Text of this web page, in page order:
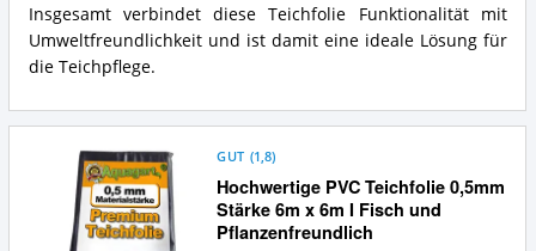
Insgesamt verbindet diese Teichfolie Funktionalität mit
Umweltfreundlichkeit und ist damit eine ideale Lösung für
die Teichpflege.
Hochwertige PVC Teichfolie 0,5mm
Stärke 6m x 6m I Fisch und
Pflanzenfreundlich
GUT (1,8)